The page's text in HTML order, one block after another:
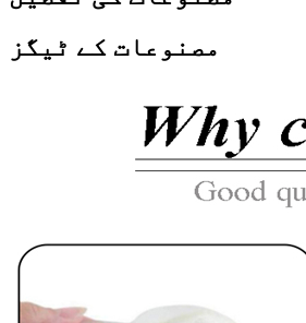
مصنوعات کے ٹیگز